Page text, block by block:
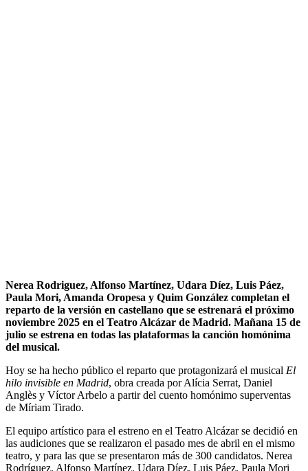
Nerea Rodriguez, Alfonso Martínez, Udara Díez, Luis Páez,
Paula Mori, Amanda Oropesa y Quim González completan el
reparto de la versión en castellano que se estrenará el próximo
noviembre 2025 en el Teatro Alcázar de Madrid. Mañana 15 de
julio se estrena en todas las plataformas la canción homónima
del musical.
Hoy se ha hecho público el reparto que protagonizará el musical El
hilo invisible en Madrid, obra creada por Alícia Serrat, Daniel
Anglès y Víctor Arbelo a partir del cuento homónimo superventas
de Míriam Tirado.
El equipo artístico para el estreno en el Teatro Alcázar se decidió en
las audiciones que se realizaron el pasado mes de abril en el mismo
teatro, y para las que se presentaron más de 300 candidatos. Nerea
Rodríguez, Alfonso Martínez, Udara Díez, Luis Páez, Paula Mori